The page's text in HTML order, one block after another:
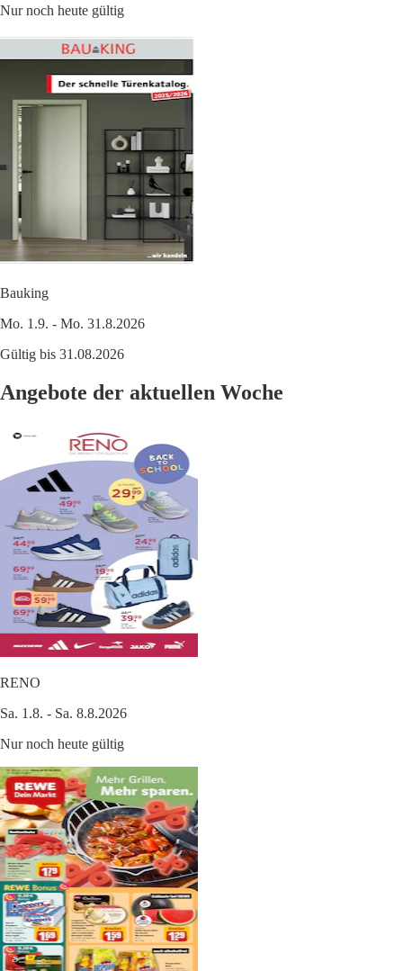
Nur noch heute gültig
Bauking
Mo. 1.9. - Mo. 31.8.2026
Gültig bis 31.08.2026
Angebote der aktuellen Woche
RENO
Sa. 1.8. - Sa. 8.8.2026
Nur noch heute gültig